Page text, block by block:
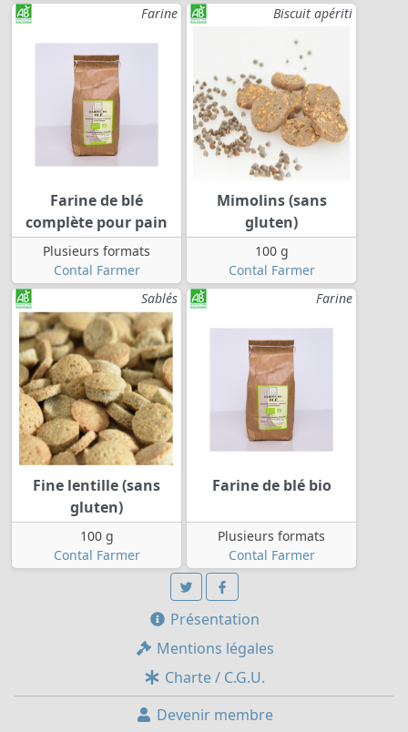
Farine
Farine de blé
complète pour pain
Plusieurs formats
Contal Farmer
Biscuit apériti
Mimolins (sans
gluten)
100 g
Contal Farmer
Sablés
Fine lentille (sans
gluten)
100 g
Contal Farmer
Farine
Farine de blé bio
Plusieurs formats
Contal Farmer
Présentation
Mentions légales
Charte / C.G.U.
Devenir membre